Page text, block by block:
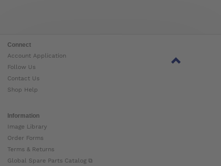
Connect
Account Application
Follow Us
Contact Us
Shop Help
Information
Image Library
Order Forms
Terms & Returns
Global Spare Parts Catalog ⧉